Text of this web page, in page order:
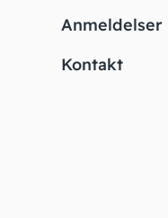
Anmeldelser
Kontakt